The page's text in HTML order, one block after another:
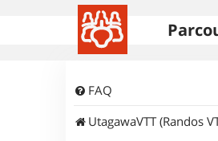
FAQ
UtagawaVTT (Randos